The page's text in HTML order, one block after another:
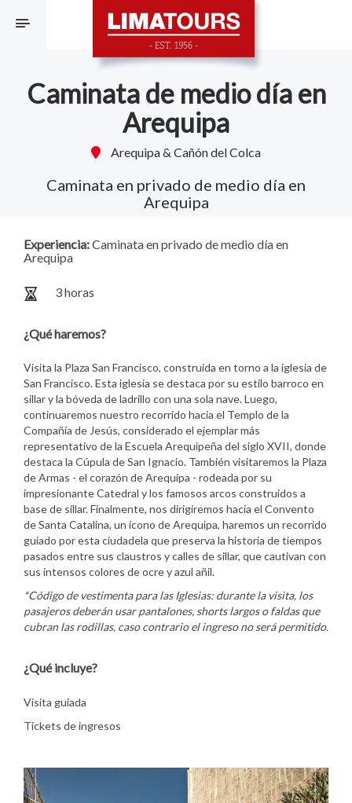
F
Caminata de medio día en
Arequipa
Arequipa & Cañón del Colca
Caminata en privado de medio día en
Arequipa
Experiencia:Caminata en privado de medio día en
Arequipa
3 horas
¿Qué haremos?
Visita la Plaza San Francisco, construida en torno a la iglesia de
San Francisco. Esta iglesia se destaca por su estilo barroco en
sillar y la bóveda de ladrillo con una sola nave. Luego,
continuaremos nuestro recorrido hacia el Templo de la
Compañía de Jesús, considerado el ejemplar más
representativo de la Escuela Arequipeña del siglo XVII, donde
destaca la Cúpula de San Ignacio. También visitaremos la Plaza
de Armas - el corazón de Arequipa - rodeada por su
impresionante Catedral y los famosos arcos construidos a
base de sillar. Finalmente, nos dirigiremos hacia el Convento
de Santa Catalina, un ícono de Arequipa, haremos un recorrido
guiado por esta ciudadela que preserva la historia de tiempos
pasados entre sus claustros y calles de sillar, que cautivan con
sus intensos colores de ocre y azul añil.
*Código de vestimenta para las Iglesias: durante la visita, los
pasajeros deberán usar pantalones, shorts largos o faldas que
cubran las rodillas, caso contrario el ingreso no será permitido.
¿Qué incluye?
Visita guiada
Tickets de ingresos